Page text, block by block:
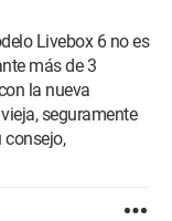
Livebox 6 no es
más de 3
la nueva
seguramente
consejo,